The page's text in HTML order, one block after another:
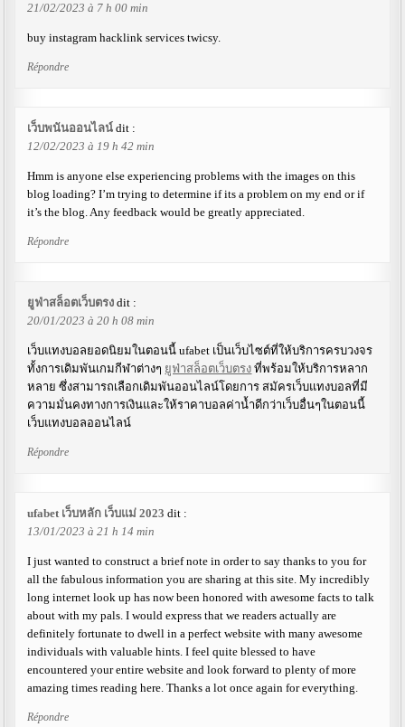
21/02/2023 à 7 h 00 min
buy instagram hacklink services twicsy.
Répondre
เว็บพนันออนไลน์ dit :
12/02/2023 à 19 h 42 min
Hmm is anyone else experiencing problems with the images on this
blog loading? I’m trying to determine if its a problem on my end or if
it’s the blog. Any feedback would be greatly appreciated.
Répondre
ยูฟ่าสล็อตเว็บตรง dit :
20/01/2023 à 20 h 08 min
เว็บแทงบอลยอดนิยมในตอนนี้ ufabet เป็นเว็บไซต์ที่ให้บริการครบวงจร
ทั้งการเดิมพันเกมกีฬาต่างๆ ยูฟ่าสล็อตเว็บตรง ที่พร้อมให้บริการหลาก
หลาย ซึ่งสามารถเลือกเดิมพันออนไลน์โดยการ สมัครเว็บแทงบอลที่มี
ความมั่นคงทางการเงินและให้ราคาบอลค่าน้ำดีกว่าเว็บอื่นๆในตอนนี้
เว็บแทงบอลออนไลน์
Répondre
ufabet เว็บหลัก เว็บแม่ 2023 dit :
13/01/2023 à 21 h 14 min
I just wanted to construct a brief note in order to say thanks to you for
all the fabulous information you are sharing at this site. My incredibly
long internet look up has now been honored with awesome facts to talk
about with my pals. I would express that we readers actually are
definitely fortunate to dwell in a perfect website with many awesome
individuals with valuable hints. I feel quite blessed to have
encountered your entire website and look forward to plenty of more
amazing times reading here. Thanks a lot once again for everything.
Répondre